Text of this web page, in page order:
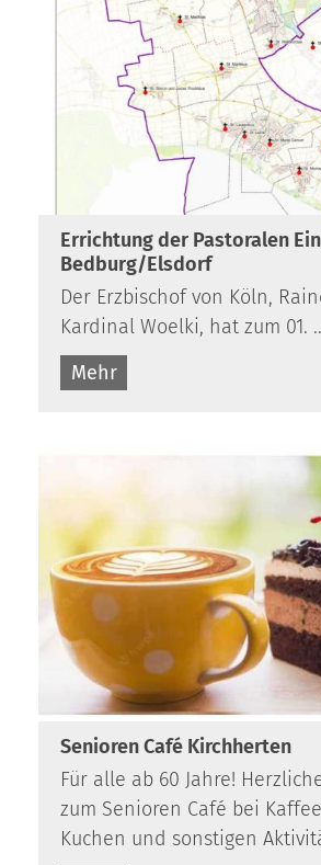
Errichtung der Pastoralen
Bedburg/Elsdorf
Der Erzbischof von Köln,
Kardinal Woelki, hat zum 01.
Mehr
Senioren Café Kirchherten
Für alle ab 60 Jahre!
zum Senioren Café bei
Kuchen und sonstigen